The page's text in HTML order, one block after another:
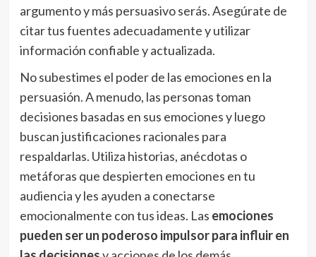
argumento y más persuasivo serás. Asegúrate de
citar tus fuentes adecuadamente y utilizar
información confiable y actualizada.
No subestimes el poder de las emociones en la
persuasión. A menudo, las personas toman
decisiones basadas en sus emociones y luego
buscan justificaciones racionales para
respaldarlas. Utiliza historias, anécdotas o
metáforas que despierten emociones en tu
audiencia y les ayuden a conectarse
emocionalmente con tus ideas. Las emociones
pueden ser un poderoso impulsor para influir en